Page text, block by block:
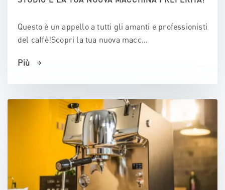
Questo è un appello a tutti gli amanti e professionisti
del caffè!Scopri la tua nuova macc...
Più